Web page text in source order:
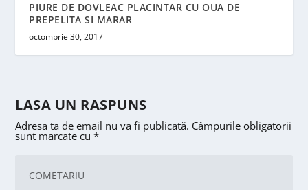
PIURE DE DOVLEAC PLACINTAR CU OUA DE
PREPELITA SI MARAR
octombrie 30, 2017
LASA UN RASPUNS
Adresa ta de email nu va fi publicată. Câmpurile obligatorii
sunt marcate cu*